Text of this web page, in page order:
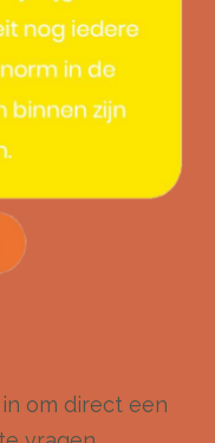
om direct een